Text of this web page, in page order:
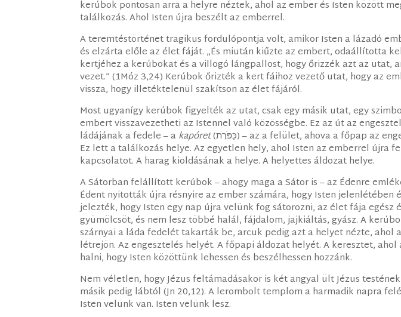
kerúbok pontosan arra a helyre néztek, ahol az ember és Isten között
találkozás. Ahol Isten újra beszélt az emberrel.
A teremtéstörténet tragikus fordulópontja volt, amikor Isten a lázadó
és elzárta előle az élet fáját. „És miután kiűzte az embert, odaállította
kertjéhez a kerúbokat és a villogó lángpallost, hogy őrizzék azt az utat,
vezet.” (1Móz 3,24) Kerúbok őrizték a kert fáihoz vezető utat, hogy az
vissza, hogy illetéktelenül szakítson az élet fájáról.
Most ugyanígy kerúbok figyelték az utat, csak egy másik utat, egy
embert visszavezetheti az Istennel való közösségbe. Ez az út az
ládájának a fedele – akapóret(כַּפֹּרֶת) – az a felület, ahova a főpap az engesztelő vért hintette.
Ez lett a találkozás helye. Az egyetlen hely, ahol Isten az emberrel újra
kapcsolatot. A harag kioldásának a helye. A helyettes áldozat helye.
A Sátorban felállított kerúbok – ahogy maga a Sátor is – az Édenre
Édent nyitották újra résnyire az ember számára, hogy Isten jelenlétében
jelezték, hogy Isten egy nap újra velünk fog sátorozni, az élet fája egész
gyümölcsöt, és nem lesz többé halál, fájdalom, jajkiáltás, gyász. A
szárnyai a láda fedelét takarták be, arcuk pedig azt a helyet nézte, ahol
létrejön. Az engesztelés helyét. A főpapi áldozat helyét. A keresztet, ahol
halni, hogy Isten közöttünk lehessen és beszélhessen hozzánk.
Nem véletlen, hogy Jézus feltámadásakor is két angyal ült Jézus
másik pedig lábtól (Jn 20,12). A lerombolt templom a harmadik napra
Isten velünk van. Isten velünk lesz.